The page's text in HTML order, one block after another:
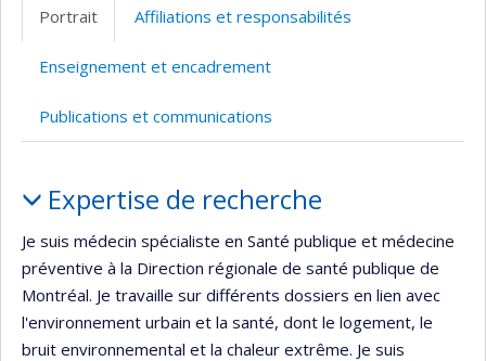
Portrait Affiliations et responsabilités
Enseignement et encadrement
Publications et communications
Expertise de recherche
Je suis médecin spécialiste en Santé publique et médecine
préventive à la Direction régionale de santé publique de
Montréal. Je travaille sur différents dossiers en lien avec
l'environnement urbain et la santé, dont le logement, le
bruit environnemental et la chaleur extrême. Je suis